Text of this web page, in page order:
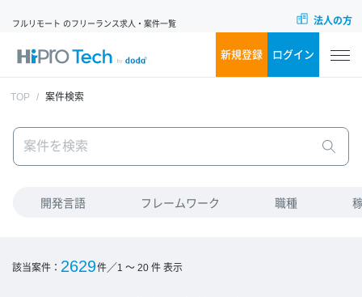
フルリモート のフリーランス求人・案件一覧 法人の方
新規登録 ログイン
TOP 案件検索
開発言語 フレームワーク 職種
該当案件： 2629件／1 ～ 20 件 表示